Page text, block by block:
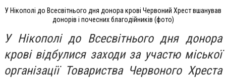
У Нікополі до Всесвітнього дня донора крові Червоний Хрест вшанував
донорів і почесних благодійників (фото)
У Нікополі до Всесвітнього дня донора
крові відбулися заходи за участю міської
організації Товариства Червоного Хреста